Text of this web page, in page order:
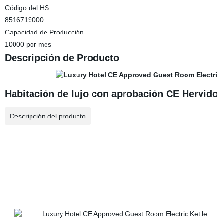
Código del HS
8516719000
Capacidad de Producción
10000 por mes
Descripción de Producto
Habitación de lujo con aprobación CE
Descripción del producto